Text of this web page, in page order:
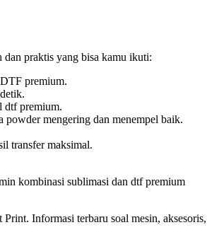
dan praktis yang bisa kamu ikuti:
premium.
dtf premium.
mengering dan menempel baik.
transfer maksimal.
kombinasi sublimasi dan dtf premium
Print. Informasi terbaru soal mesin, aksesoris,